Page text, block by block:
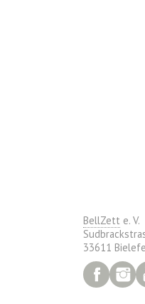
BellZett e. V.
33611